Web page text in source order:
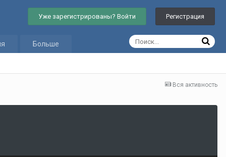
Уже зарегистрированы? Войти Регистрация
Больше
Вся активность